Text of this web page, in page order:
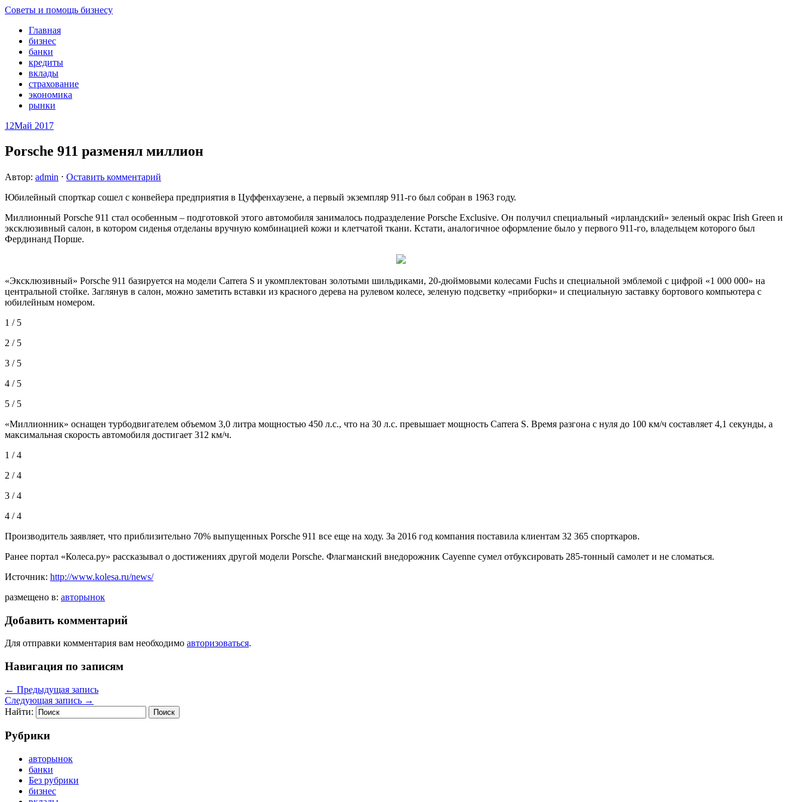
Советы и помощь бизнесу
Главная
бизнес
банки
кредиты
вклады
страхование
экономика
рынки
12Май 2017
Porsche 911 разменял миллион
Автор: admin ⋅ Оставить комментарий
Юбилейный спорткар сошел с конвейера предприятия в Цуффенхаузене, а первый экземпляр 911-го был собран в 1963 году.
Миллионный Porsche 911 стал особенным – подготовкой этого автомобиля занималось подразделение Porsche Exclusive. Он получил специальный «ирландский» зеленый окрас Irish Green и
эксклюзивный салон, в котором сиденья отделаны вручную комбинацией кожи и клетчатой ткани. Кстати, аналогичное оформление было у первого 911-го, владельцем которого был
Фердинанд Порше.
«Эксклюзивный» Porsche 911 базируется на модели Carrera S и укомплектован золотыми шильдиками, 20-дюймовыми колесами Fuchs и специальной эмблемой с цифрой «1 000 000» на
центральной стойке. Заглянув в салон, можно заметить вставки из красного дерева на рулевом колесе, зеленую подсветку «приборки» и специальную заставку бортового компьютера с
юбилейным номером.
1 / 5
2 / 5
3 / 5
4 / 5
5 / 5
«Миллионник» оснащен турбодвигателем объемом 3,0 литра мощностью 450 л.с., что на 30 л.с. превышает мощность Carrera S. Время разгона с нуля до 100 км/ч составляет 4,1 секунды, а
максимальная скорость автомобиля достигает 312 км/ч.
1 / 4
2 / 4
3 / 4
4 / 4
Производитель заявляет, что приблизительно 70% выпущенных Porsche 911 все еще на ходу. За 2016 год компания поставила клиентам 32 365 спорткаров.
Ранее портал «Колеса.ру» рассказывал о достижениях другой модели Porsche. Флагманский внедорожник Cayenne сумел отбуксировать 285-тонный самолет и не сломаться.
Источник: http://www.kolesa.ru/news/
размещено в: авторынок
Добавить комментарий
Для отправки комментария вам необходимо авторизоваться.
Навигация по записям
← Предыдущая запись
Следующая запись →
Найти:
Рубрики
авторынок
банки
Без рубрики
бизнес